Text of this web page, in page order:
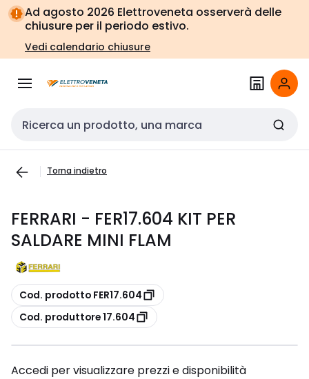
Vai alla
navigazione
Vai
alla
pagina
Ad agosto 2026 Elettroveneta osserverà delle
chiusure per il periodo estivo.
Vedi calendario chiusure
Cerca input
Torna indietro
FERRARI - FER17.604 KIT PER
SALDARE MINI FLAM
copia
Cod. prodotto FER17.604
copia
Cod. produttore 17.604
Accedi per visualizzare prezzi e disponibilità